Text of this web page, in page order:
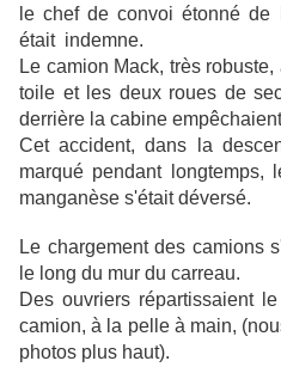
le chef de convoi étonné
était indemne.
Le camion Mack, très
toile et les deux roues de
derrière la cabine
Cet accident, dans la
marqué pendant
manganèse s'était déversé.
Le chargement des camions
le long du mur du carreau.
Des ouvriers répartissaient
camion, à la pelle à main,
photos plus haut).